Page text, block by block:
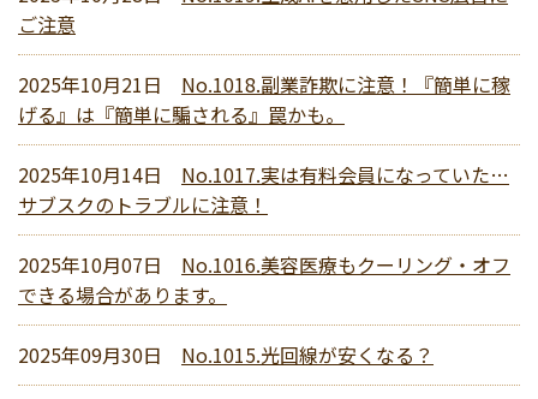
ご注意
2025年10月21日
No.1018.副業詐欺に注意！『簡単に稼
げる』は『簡単に騙される』罠かも。
2025年10月14日
No.1017.実は有料会員になっていた…
サブスクのトラブルに注意！
2025年10月07日
No.1016.美容医療もクーリング・オフ
できる場合があります。
2025年09月30日 No.1015.光回線が安くなる？